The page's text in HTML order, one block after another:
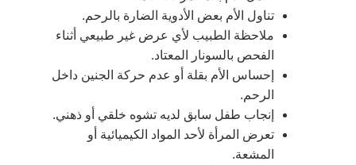
تناول الأم بعض الأدوية الضارة بالرحم.
ملاحظة الطبيب لأي عرض غير طبيعي أثناء
الفحص بالسونار المعتاد.
إحساس الأم بقلة أو عدم حركة الجنين داخل
الرحم.
إنجاب طفل سابق لديه تشوه خلقي أو ذهني.
تعرض المرأة لأحد المواد الكيميائية أو
المشعة.